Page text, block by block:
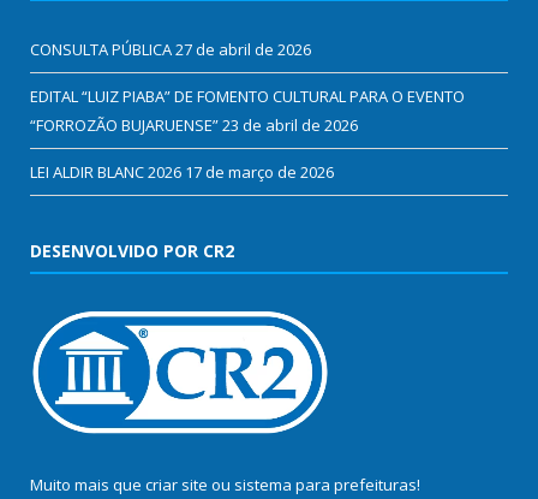
CONSULTA PÚBLICA27 de abril de 2026
EDITAL “LUIZ PIABA” DE FOMENTO CULTURAL PARA O EVENTO
“FORROZÃO BUJARUENSE”23 de abril de 2026
LEI ALDIR BLANC 2026 17 de março de 2026
DESENVOLVIDO POR CR2
Muito mais que criar site ou sistema para prefeituras!